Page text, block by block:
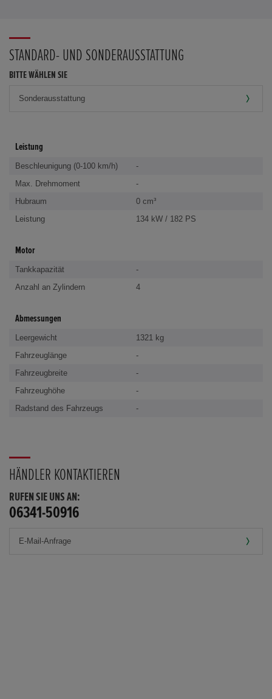
STANDARD- UND SONDERAUSSTATTUNG
BITTE WÄHLEN SIE
Leistung
Beschleunigung (0-100 km/h)
-
Max. Drehmoment
-
Hubraum
0 cm³
Leistung
134 kW / 182 PS
Motor
Tankkapazität
-
Anzahl an Zylindern
4
Abmessungen
Leergewicht
1321 kg
Fahrzeuglänge
-
Fahrzeugbreite
-
Fahrzeughöhe
-
Radstand des Fahrzeugs
-
HÄNDLER KONTAKTIEREN
RUFEN SIE UNS AN:
06341-50916